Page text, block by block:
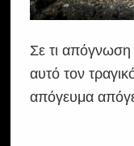
Σε τι απόγνωση
αυτό τον
απόγευμα